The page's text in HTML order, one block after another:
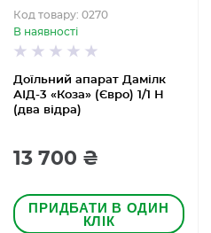
Доїльний апарат Дамілк
АІД-3 «Коза» (Євро) 1/1 Н
(два відра)
Код товару: 0270
В наявності
13 700 ₴
ПРИДБАТИ В ОДИН
КЛІК